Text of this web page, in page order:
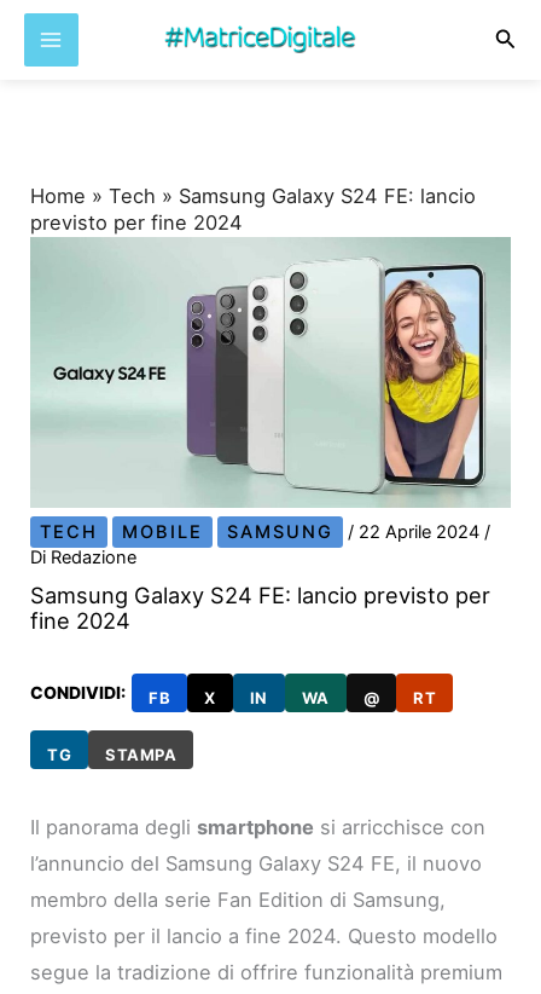
Home »Tech » Samsung Galaxy S24 FE: lancio
previsto per fine 2024
TECH MOBILE SAMSUNG / 22 Aprile 2024/
Di Redazione
Samsung Galaxy S24 FE: lancio previsto per
fine 2024
CONDIVIDI: FB X IN WA @ RT
TG STAMPA
Il panorama degli smartphone si arricchisce con
l’annuncio del Samsung Galaxy S24 FE, il nuovo
membro della serie Fan Edition di Samsung,
previsto per il lancio a fine 2024. Questo modello
segue la tradizione di offrire funzionalità premium